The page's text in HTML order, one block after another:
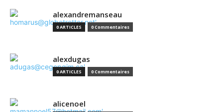
alexandremanseau
0 ARTICLES 0 Commentaires
alexdugas
0 ARTICLES 0 Commentaires
alicenoel